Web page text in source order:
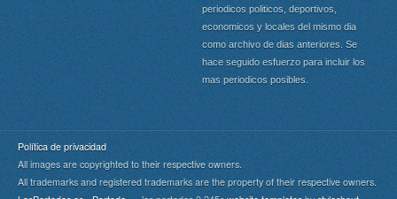
periodicos politicos, deportivos,
economicos y locales del mismo dia
como archivo de dias anteriores. Se
hace seguido esfuerzo para incluir los
mas periodicos posibles.
Política de privacidad
All images are copyrighted to their respective owners.
All trademarks and registered trademarks are the property of their respective owners.